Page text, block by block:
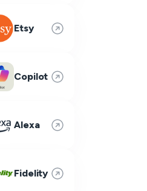
Etsy
Copilot
Alexa
Fidelity